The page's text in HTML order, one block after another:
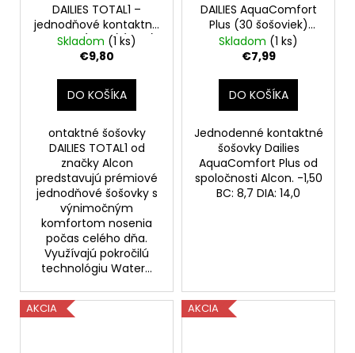
DAILIES TOTAL1 –
jednodňové kontaktné
šošovky (30 ks)(PWR):
+4.25,(BC): 8.5, (DIA):
Skladom (1 ks)
€9,80
DO KOŠÍKA
ontaktné šošovky
DAILIES TOTAL1 od
značky Alcon
predstavujú prémiové
jednodňové šošovky s
výnimočným
komfortom nosenia
počas celého dňa.
Využívajú pokročilú
technológiu Water...
DAILIES AquaComfort
Plus (30 šošoviek)
-1.50
Skladom (1 ks)
€7,99
DO KOŠÍKA
Jednodenné kontaktné
šošovky Dailies
AquaComfort Plus od
spoločnosti Alcon. -1,50
BC: 8,7 DIA: 14,0
AKCIA AKCIA